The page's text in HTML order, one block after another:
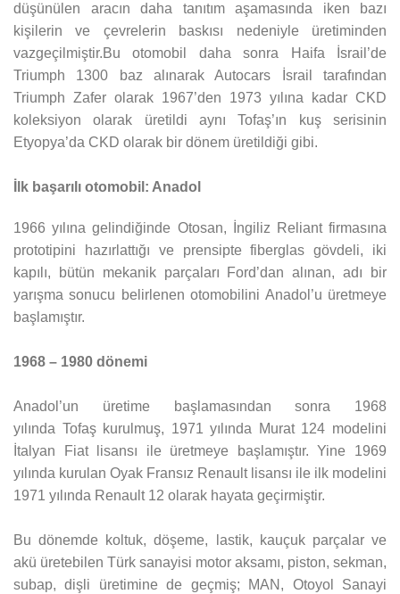
düşünülen aracın daha tanıtım aşamasında iken bazı
kişilerin ve çevrelerin baskısı nedeniyle üretiminden
vazgeçilmiştir.Bu otomobil daha sonra Haifa İsrail’de
Triumph 1300 baz alınarak Autocars İsrail tarafından
Triumph Zafer olarak 1967’den 1973 yılına kadar CKD
koleksiyon olarak üretildi aynı Tofaş’ın kuş serisinin
Etyopya’da CKD olarak bir dönem üretildiği gibi.
İlk başarılı otomobil: Anadol
1966 yılına gelindiğinde Otosan, İngiliz Reliant firmasına
prototipini hazırlattığı ve prensipte fiberglas gövdeli, iki
kapılı, bütün mekanik parçaları Ford’dan alınan, adı bir
yarışma sonucu belirlenen otomobilini Anadol’u üretmeye
başlamıştır.
1968 – 1980 dönemi
Anadol’un üretime başlamasından sonra 1968
yılında Tofaş kurulmuş, 1971 yılında Murat 124 modelini
İtalyan Fiat lisansı ile üretmeye başlamıştır. Yine 1969
yılında kurulan Oyak Fransız Renault lisansı ile ilk modelini
1971 yılında Renault 12 olarak hayata geçirmiştir.
Bu dönemde koltuk, döşeme, lastik, kauçuk parçalar ve
akü üretebilen Türk sanayisi motor aksamı, piston, sekman,
subap, dişli üretimine de geçmiş; MAN, Otoyol Sanayi